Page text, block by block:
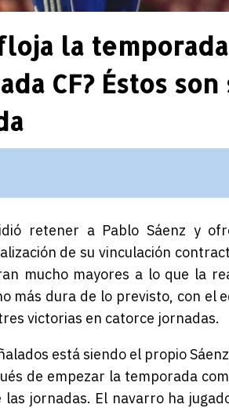
la
CF? Éstos
retener a Pablo Sáenz y
de su vinculación
mucho mayores a lo que la
más dura de lo previsto, con el
victorias en catorce jornadas.
está siendo el propio
de empezar la temporada
las jornadas. El navarro ha